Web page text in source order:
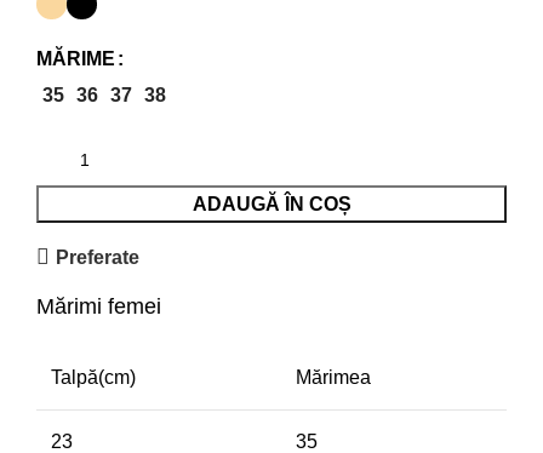
MĂRIME
35 36 37 38
ADAUGĂ ÎN COȘ
Preferate
Mărimi femei
Talpă(cm) Mărimea
23 35